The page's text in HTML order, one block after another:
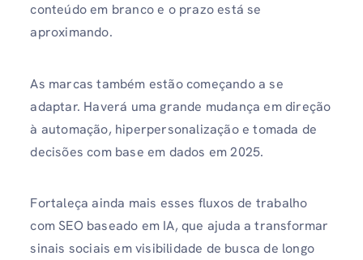
conteúdo em branco e o prazo está se
aproximando.
As marcas também estão começando a se
adaptar. Haverá uma grande mudança em direção
à automação, hiperpersonalização e tomada de
decisões com base em dados em 2025.
Fortaleça ainda mais esses fluxos de trabalho
com SEO baseado em IA, que ajuda a transformar
sinais sociais em visibilidade de busca de longo